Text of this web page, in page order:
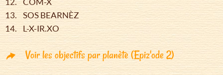
13. SOS BEARNÈZ
14. L-X-IR.XO
Voir les objectifs par planète (Epiz'ode 2)